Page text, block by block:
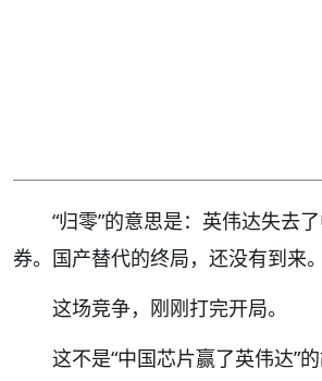
“归零”的意思是：英伟达失去
券。国产替代的终局，还没有到来。
这场竞争，刚刚打完开局。
这不是“中国芯片赢了英伟达”